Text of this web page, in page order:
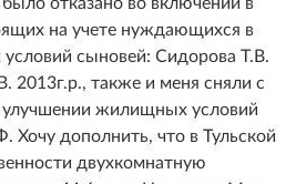
на учете нуждающихся в
сыновей: Сидорова Т.В.
2013г.р., также и меня сняли с
жилищных условий
Хочу дополнить, что в Тульской
двухкомнатную